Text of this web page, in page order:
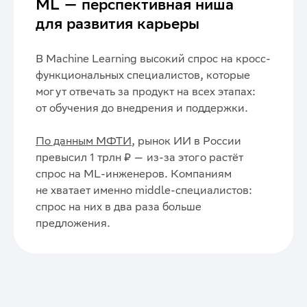
ML — перспективная ниша
для развития карьеры
В Machine Learning высокий спрос на кросс-
функциональных специалистов, которые
могут отвечать за продукт на всех этапах:
от обучения до внедрения и поддержки.
По данным МФТИ, рынок ИИ в России
превысил 1 трлн ₽ — из-за этого растёт
спрос на ML-инженеров. Компаниям
не хватает именно middle-специалистов:
спрос на них в два раза больше
предложения.